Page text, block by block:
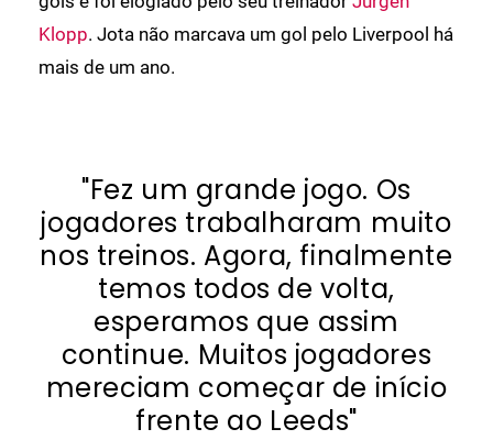
Klopp. Jota não marcava um gol pelo Liverpool há
mais de um ano.
"Fez um grande jogo. Os
jogadores trabalharam muito
nos treinos. Agora, finalmente
temos todos de volta,
esperamos que assim
continue. Muitos jogadores
mereciam começar de início
frente ao Leeds"